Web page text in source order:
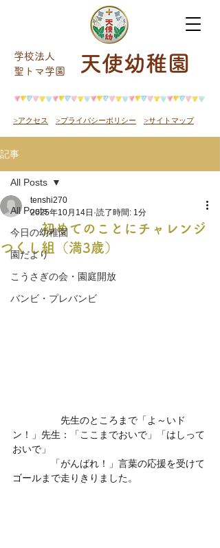
天使幼稚園
学校法人
​聖トマ学園
>アクセス >プライバシーポリシー >サイトマップ
記事
All Posts
今日の幼稚園
園だより
こうさぎの会・園庭開放
バンビ・プレバンビ
All Posts
初めてのことにチャレンジ
つくし組（満3歳）
tenshi270
2025年10月14日 読了時間: 1分
先生のところまで「よ～いド
ン！」先生：「ここまでおいで」「はしって
おいで」
「がんばれ！」言葉の応援を受けて
ゴールまで走りきりました。